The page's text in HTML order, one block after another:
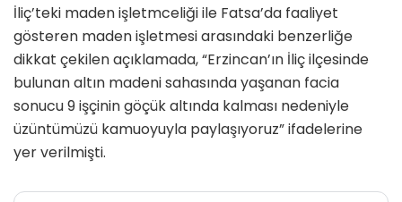
İliç’teki maden işletmceliği ile Fatsa’da faaliyet
gösteren maden işletmesi arasındaki benzerliğe
dikkat çekilen açıklamada, “Erzincan’ın İliç ilçesinde
bulunan altın madeni sahasında yaşanan facia
sonucu 9 işçinin göçük altında kalması nedeniyle
üzüntümüzü kamuoyuyla paylaşıyoruz” ifadelerine
yer verilmişti.